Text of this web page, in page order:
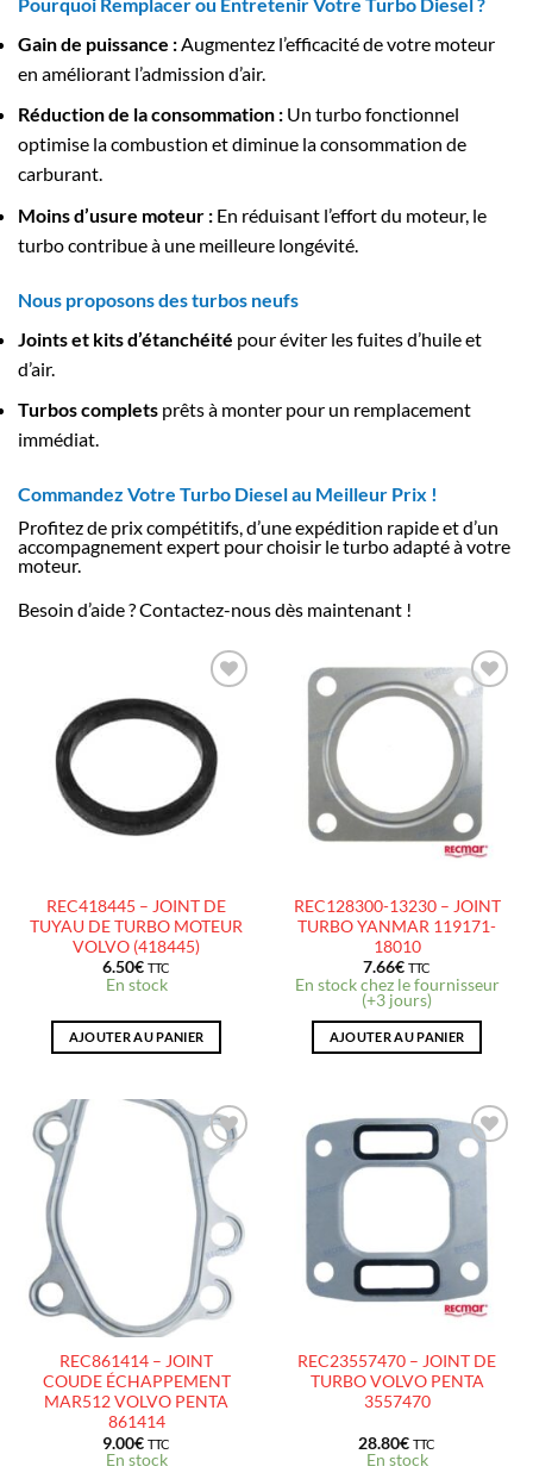
Gain de puissance :Augmentez l’efficacité de votre moteur
en améliorant l’admission d’air.
Réduction de la consommation : Un turbo fonctionnel
optimise la combustion et diminue la consommation de
carburant.
Moins d’usure moteur : En réduisant l’effort du moteur, le
turbo contribue à une meilleure longévité.
Nous proposons des turbos neufs
Joints et kits d’étanchéité pour éviter les fuites d’huile et
d’air.
Turbos complets prêts à monter pour un remplacement
immédiat.
Commandez Votre Turbo Diesel au Meilleur Prix !
Profitez de prix compétitifs, d’une expédition rapide et d’un
accompagnement expert pour choisir le turbo adapté à votre
moteur.
Besoin d’aide ? Contactez-nous dès maintenant !
AJOUTER
À LA
LISTE
D’ENVIES
REC418445 – JOINT DE
TUYAU DE TURBO MOTEUR
VOLVO (418445)
6.50€ TTC
En stock
AJOUTER AU PANIER
AJOUTER
À LA
LISTE
D’ENVIES
REC128300-13230 – JOINT
TURBO YANMAR 119171-
18010
7.66€ TTC
En stock chez le fournisseur
(+3 jours)
AJOUTER AU PANIER
AJOUTER
À LA
LISTE
D’ENVIES
REC861414 – JOINT
COUDE ÉCHAPPEMENT
MAR512 VOLVO PENTA
861414
9.00€ TTC
En stock
AJOUTER
À LA
REC23557470 – JOINT DE
TURBO VOLVO PENTA
3557470
28.80€ TTC
En stock